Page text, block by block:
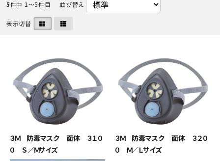
5件中 1〜5件目 並び替え
表示切替
３Ｍ 防毒マスク 面体 ３１０
０ Ｓ／Ｍサイズ
３Ｍ 防毒マスク 面体 ３２０
０ Ｍ／Ｌサイズ